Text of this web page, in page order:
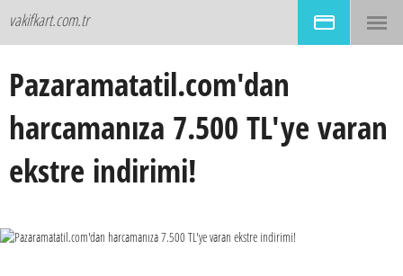
vakifkart.com.tr
Pazaramatatil.com'dan
harcamanıza 7.500 TL'ye varan
ekstre indirimi!